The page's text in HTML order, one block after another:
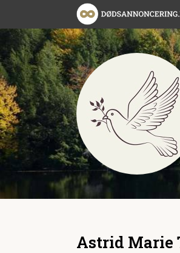
Astrid Marie